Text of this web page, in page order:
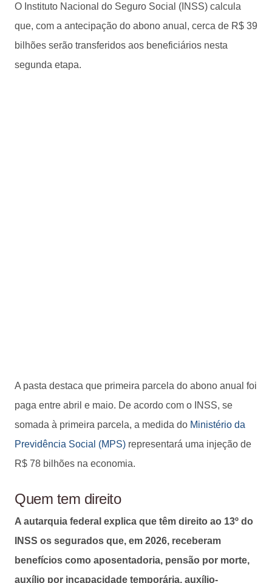
O Instituto Nacional do Seguro Social (INSS) calcula
que, com a antecipação do abono anual, cerca de R$ 39
bilhões serão transferidos aos beneficiários nesta
segunda etapa.
A pasta destaca que primeira parcela do abono anual foi
paga entre abril e maio. De acordo com o INSS, se
somada à primeira parcela, a medida do Ministério da
Previdência Social (MPS) representará uma injeção de
R$ 78 bilhões na economia.
Quem tem direito
A autarquia federal explica que têm direito ao 13º do
INSS os segurados que, em 2026, receberam
benefícios como aposentadoria, pensão por morte,
auxílio por incapacidade temporária, auxílio-